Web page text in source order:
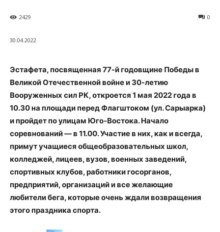
0
2429
30.04.2022
Эстафета, посвященная 77-й годовщине Победы в
Великой Отечественной войне и 30-летию
Вооруженных сил РК, откроется 1 мая 2022 года в
10.30 на площади перед Флагштоком (ул. Сарыарка)
и пройдет по улицам Юго-Востока. Начало
соревнований — в 11.00. Участие в них, как и всегда,
примут учащиеся общеобразовательных школ,
колледжей, лицеев, вузов, военных заведений,
спортивных клубов, работники госорганов,
предприятий, организаций и все желающие
любители бега, которые очень ждали возвращения
этого праздника спорта.